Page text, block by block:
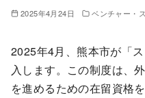
2025年4月24日 ベンチャー・
2025年4月、熊本市が「
入します。この制度は、
を進めるための在留資格